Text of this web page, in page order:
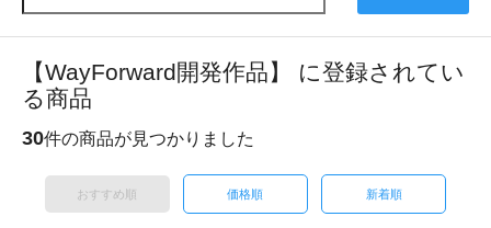
【WayForward開発作品】 に登録されてい
る商品
30件の商品が見つかりました
おすすめ順 価格順 新着順